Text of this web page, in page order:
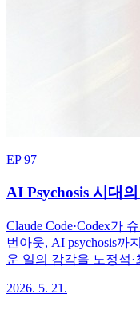
EP 97
AI Psychosis 시대
Claude Code·Codex가
번아웃, AI psychosis까
운 일의 감각을 노정석
2026. 5. 21.